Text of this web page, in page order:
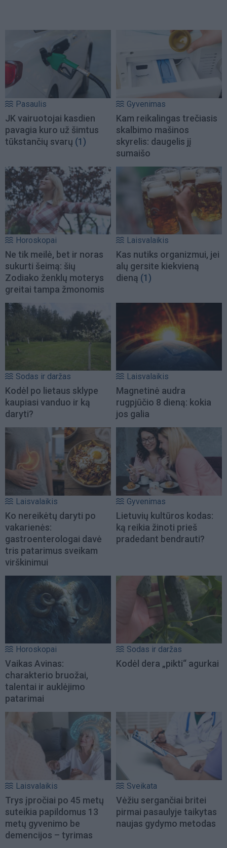
Pasaulis
JK vairuotojai kasdien
pavagia kuro už šimtus
tūkstančių svarų (1)
Gyvenimas
Kam reikalingas trečiasis
skalbimo mašinos
skyrelis: daugelis jį
sumaišo
Horoskopai
Ne tik meilė, bet ir noras
sukurti šeimą: šių
Zodiako ženklų moterys
greitai tampa žmonomis
Laisvalaikis
Kas nutiks organizmui, jei
alų gersite kiekvieną
dieną (1)
Sodas ir daržas
Kodėl po lietaus sklype
kaupiasi vanduo ir ką
daryti?
Laisvalaikis
Magnetinė audra
rugpjūčio 8 dieną: kokia
jos galia
Laisvalaikis
Ko nereikėtų daryti po
vakarienės:
gastroenterologai davė
tris patarimus sveikam
virškinimui
Gyvenimas
Lietuvių kultūros kodas:
ką reikia žinoti prieš
pradedant bendrauti?
Horoskopai
Vaikas Avinas:
charakterio bruožai,
talentai ir auklėjimo
patarimai
Sodas ir daržas
Kodėl dera „pikti“ agurkai
Laisvalaikis
Trys įpročiai po 45 metų
suteikia papildomus 13
metų gyvenimo be
demencijos – tyrimas
Sveikata
Vėžiu sergančiai britei
pirmai pasaulyje taikytas
naujas gydymo metodas